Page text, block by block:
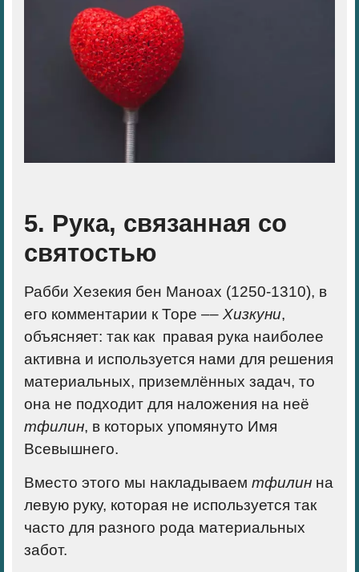
5. Рука, связанная со
святостью
Рабби Хезекия бен Маноах (1250-1310), в
его комментарии к Торе –– Хизкуни,
объясняет: так как правая рука наиболее
активна и используется нами для решения
материальных, приземлённых задач, то
она не подходит для наложения на неё
тфилин, в которых упомянуто Имя
Всевышнего.
Вместо этого мы накладываем тфилин на
левую руку, которая не используется так
часто для разного рода материальных
забот.